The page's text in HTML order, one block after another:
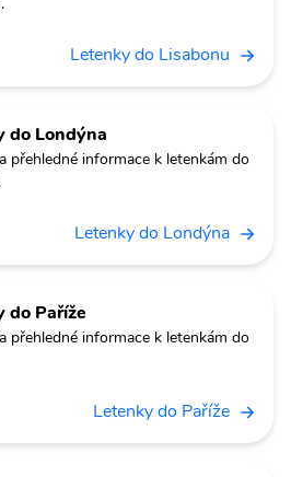
Letenky do Lisabonu
do Londýna
přehledné informace k letenkám do
Letenky do Londýna
do Paříže
přehledné informace k letenkám do
Letenky do Paříže